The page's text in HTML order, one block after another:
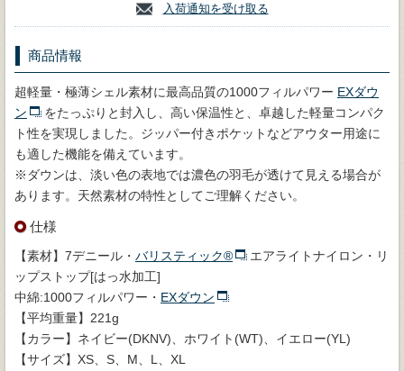
入荷通知を受け取る
商品情報
超軽量・極薄シェル素材に最高品質の1000フィルパワー EXダウ
ン
をたっぷりと封入し、高い保温性と、卓越した軽量コンパク
ト性を実現しました。ジッパー付きポケットなどアウター用途に
も適した機能を備えています。
※ダウンは、淡い色の表地では濃色の羽毛が透けて見える場合が
あります。天然素材の特性としてご理解ください。
仕様
【素材】7デニール・ バリスティック®
エアライトナイロン・リ
ップストップ[はっ水加工]
中綿:1000フィルパワー・ EXダウン
【平均重量】221g
【カラー】ネイビー(DKNV)、ホワイト(WT)、イエロー(YL)
【サイズ】XS、S、M、L、XL